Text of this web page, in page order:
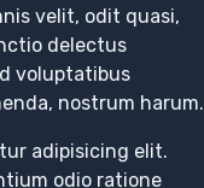
velit, odit quasi,
delectus
voluptatibus
nostrum harum.
adipisicing elit.
odio ratione